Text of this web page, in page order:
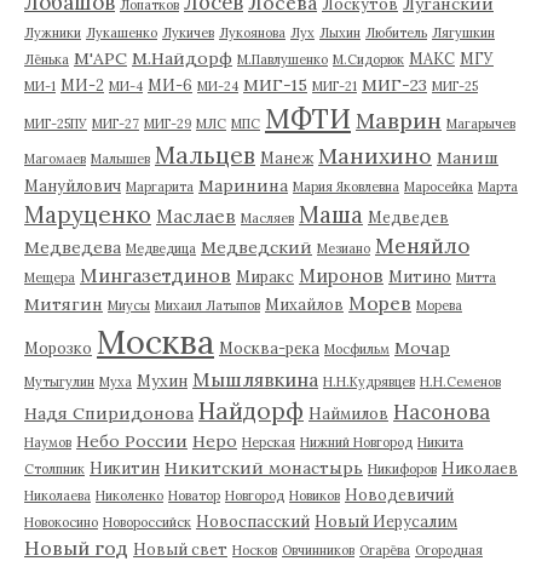
Лопатков
Лужники Лукашенко Лукичев Лукоянова Лух Лыхин Любитель Лягушкин
Лёнька М'АРС М.Найдорф М.Павлушенко М.Сидорюк МАКС МГУ
МИ-1 МИ-2 МИ-4 МИ-6 МИ-24 МИГ-15 МИГ-21 МИГ-23 МИГ-25
МИГ-25ПУ МИГ-27 МИГ-29 МЛС МПС МФТИ Маврин Магарычев
Магомаев Малышев Мальцев Манеж Манихино Маниш
Мануйлович Маргарита Маринина Мария Яковлевна Маросейка Марта
Маруценко Маслаев Масляев Маша Медведев
Медведева Медведица Медведский Мезиано Меняйло
Мещера Мингазетдинов Миракс Миронов Митино Митта
Митягин Миусы Михаил Латыпов Михайлов Морев Морева
Морозко Москва Москва-река Мосфильм Мочар
Мутыгулин Муха Мухин Мышлявкина Н.Н.Кудрявцев Н.Н.Семенов
Надя Спиридонова Найдорф Наймилов Насонова
Наумов Небо России Неро Нерская Нижний Новгород Никита
Столпник Никитин Никитский монастырь Никифоров Николаев
Николаева Николенко Новатор Новгород Новиков Новодевичий
Новокосино Новороссийск Новоспасский Новый Иерусалим
Новый год Новый свет Носков Овчинников Огарёва Огородная